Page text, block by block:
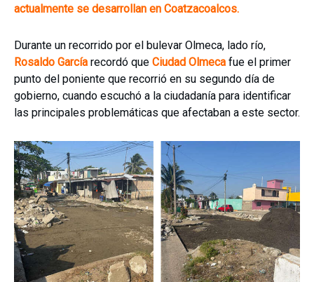
actualmente se desarrollan en Coatzacoalcos.
Durante un recorrido por el bulevar Olmeca, lado río,
Rosaldo García recordó que Ciudad Olmeca fue el primer
punto del poniente que recorrió en su segundo día de
gobierno, cuando escuchó a la ciudadanía para identificar
las principales problemáticas que afectaban a este sector.